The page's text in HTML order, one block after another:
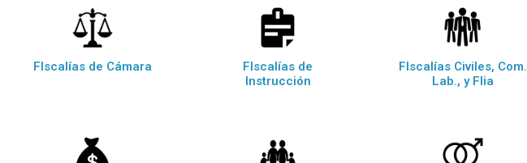
FIscalías de Cámara
FIscalías de
Instrucción
FIscalías Civiles, Com.
Lab., y Flia